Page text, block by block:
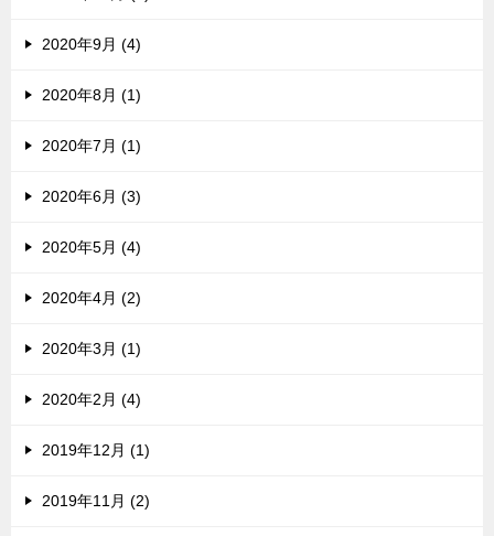
2020年9月 (4)
2020年8月 (1)
2020年7月 (1)
2020年6月 (3)
2020年5月 (4)
2020年4月 (2)
2020年3月 (1)
2020年2月 (4)
2019年12月 (1)
2019年11月 (2)